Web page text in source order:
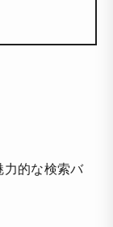
的な検索バ